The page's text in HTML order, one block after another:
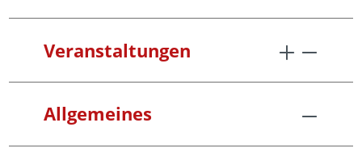
Veranstaltungen
Allgemeines